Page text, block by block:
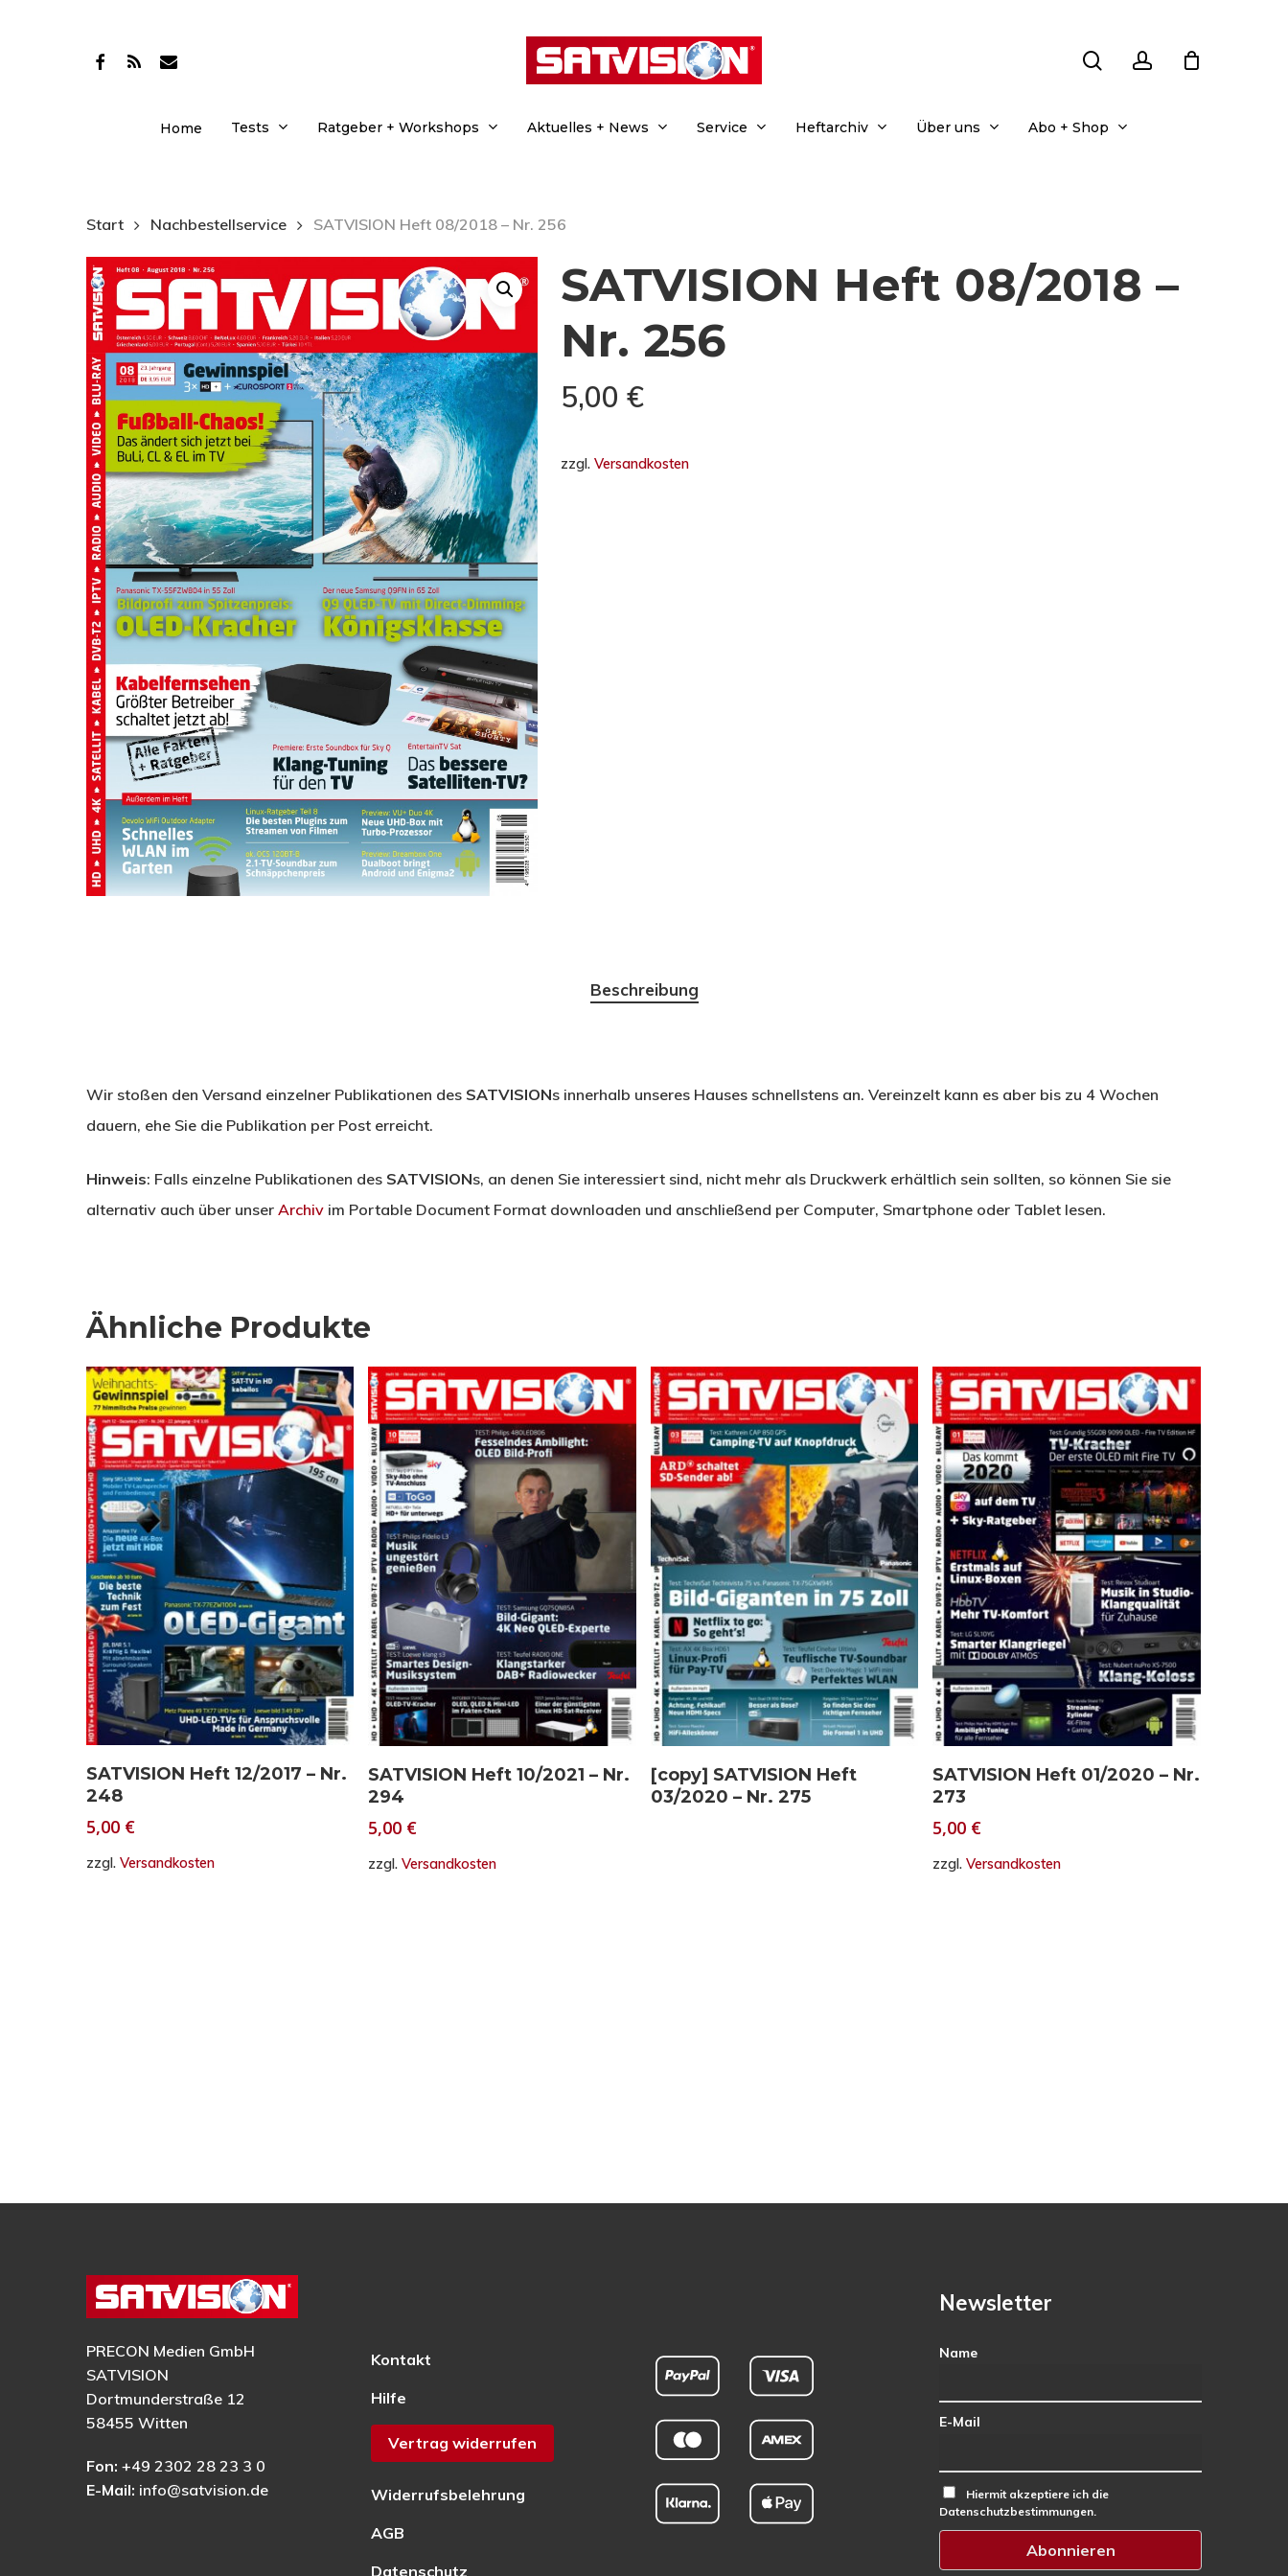
Drücken Sie Enter zum Suchen oder ESC zum Schließen.
facebook
RSS email
Home Tests Ratgeber + Workshops Aktuelles + News Service Heftarchiv Über uns Abo + Shop
Start Nachbestellservice SATVISION Heft 08/2018 – Nr. 256
SATVISION Heft 08/2018 –
Nr. 256
5,00 €
zzgl. Versandkosten
Beschreibung
Wir stoßen den Versand einzelner Publikationen des SATVISIONs innerhalb unseres Hauses schnellstens an. Vereinzelt kann es aber bis zu 4 Wochen
dauern, ehe Sie die Publikation per Post erreicht.
Hinweis: Falls einzelne Publikationen des SATVISIONs, an denen Sie interessiert sind, nicht mehr als Druckwerk erhältlich sein sollten, so können Sie sie
alternativ auch über unser Archiv im Portable Document Format downloaden und anschließend per Computer, Smartphone oder Tablet lesen.
Ähnliche Produkte
In den Warenkorb
SATVISION Heft 12/2017 – Nr.
248
5,00 €
zzgl. Versandkosten
In den Warenkorb
SATVISION Heft 10/2021 – Nr.
294
5,00 €
zzgl.Versandkosten
Weiterlesen
[copy] SATVISION Heft
03/2020 – Nr. 275
In den Warenkorb
SATVISION Heft 01/2020 – Nr.
273
5,00 €
zzgl.Versandkosten
PRECON Medien GmbH
SATVISION
Dortmunderstraße 12
58455 Witten
Fon: +49 2302 28 23 3 0
E-Mail: info@satvision.de
Kontakt
Hilfe
Vertrag widerrufen
Widerrufsbelehrung
AGB
Datenschutz
Newsletter
Name
E-Mail
Hiermit akzeptiere ich die
Datenschutzbestimmungen.